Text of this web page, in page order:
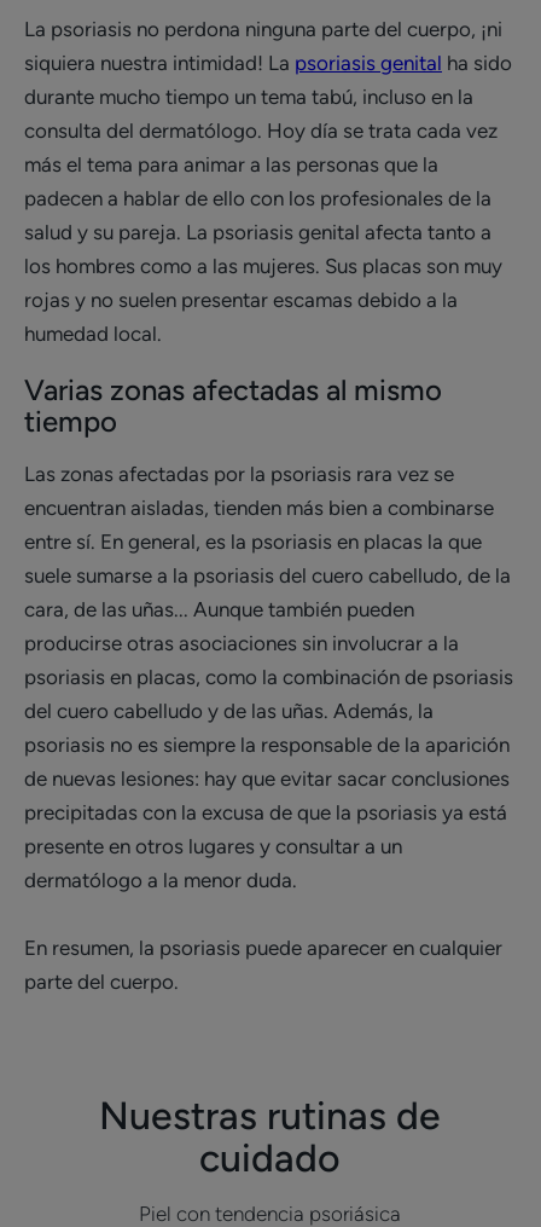
La psoriasis no perdona ninguna parte del cuerpo, ¡ni
siquiera nuestra intimidad! La psoriasis genital ha sido
durante mucho tiempo un tema tabú, incluso en la
consulta del dermatólogo. Hoy día se trata cada vez
más el tema para animar a las personas que la
padecen a hablar de ello con los profesionales de la
salud y su pareja. La psoriasis genital afecta tanto a
los hombres como a las mujeres. Sus placas son muy
rojas y no suelen presentar escamas debido a la
humedad local.
Varias zonas afectadas al mismo
tiempo
Las zonas afectadas por la psoriasis rara vez se
encuentran aisladas, tienden más bien a combinarse
entre sí. En general, es la psoriasis en placas la que
suele sumarse a la psoriasis del cuero cabelludo, de la
cara, de las uñas... Aunque también pueden
producirse otras asociaciones sin involucrar a la
psoriasis en placas, como la combinación de psoriasis
del cuero cabelludo y de las uñas. Además, la
psoriasis no es siempre la responsable de la aparición
de nuevas lesiones: hay que evitar sacar conclusiones
precipitadas con la excusa de que la psoriasis ya está
presente en otros lugares y consultar a un
dermatólogo a la menor duda.
En resumen, la psoriasis puede aparecer en cualquier
parte del cuerpo.
Nuestras rutinas de
cuidado
Piel con tendencia psoriásica